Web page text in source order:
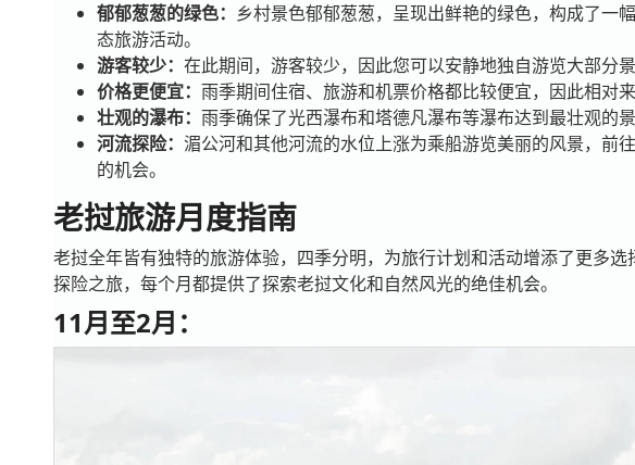
郁郁葱葱的绿色： 乡村景色郁郁葱葱，呈现出鲜艳的绿色，构成了一
态旅游活动。
游客较少： 在此期间，游客较少，因此您可以安静地独自游览大部分
价格更便宜： 雨季期间住宿、旅游和机票价格都比较便宜，因此相对
壮观的瀑布： 雨季确保了光西瀑布和塔德凡瀑布等瀑布达到最壮观的
河流探险： 湄公河和其他河流的水位上涨为乘船游览美丽的风景，前
的机会。
老挝旅游月度指南
老挝全年皆有独特的旅游体验，四季分明，为旅行计划和活动增添了更多
探险之旅，每个月都提供了探索老挝文化和自然风光的绝佳机会。
11月至2月：